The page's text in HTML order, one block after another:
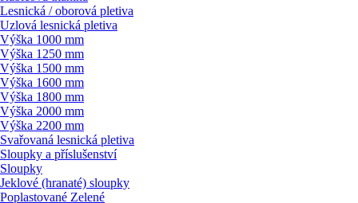
Lesnická / oborová pletiva
Uzlová lesnická pletiva
Výška 1000 mm
Výška 1250 mm
Výška 1500 mm
Výška 1600 mm
Výška 1800 mm
Výška 2000 mm
Výška 2200 mm
Svařovaná lesnická pletiva
Sloupky a příslušenství
Sloupky
Jeklové (hranaté) sloupky
Poplastované Zelené